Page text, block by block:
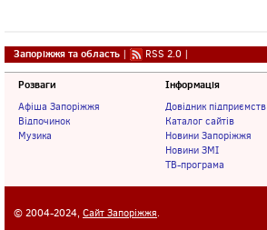
Запоріжжя та область | RSS 2.0 |
Розваги
Афіша Запоріжжя
Відпочинок
Музика
Інформація
Довідник підприємств
Каталог сайтів
Новини Запоріжжя
Новини ЗМІ
ТВ-програма
© 2004-2024, Сайт Запоріжжя.